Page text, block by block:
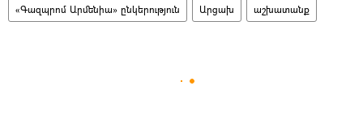
«Գազպրոմ Արմենիա» ընկերություն Արցախ աշխատանք